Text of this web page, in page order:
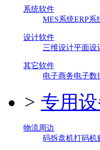
系统软件
MES系统ERP系
设计软件
三维设计平面设
其它软件
电子商务电子数
> 专用
物流周边
码拆盘机打码机